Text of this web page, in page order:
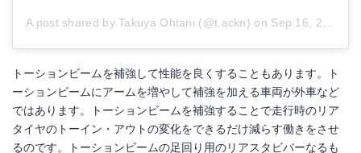
A post shared by Takuya Ohtani (@t.ackn) on Sep 16, 2016 at 2:49am PDT
トーションビームを補強して性能を良くすることもあります。ト
ーションビームにアームを増やして補強を加える車両が外車など
ではあります。トーションビームを補強することで走行時のリア
タイヤのトーイン・アウトの変化をできるだけ減らす働きをさせ
るのです。トーションビームの足回り用のリアスタビバーなるも